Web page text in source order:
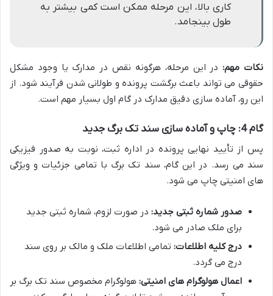
کاری بالا، این مرحله ممکن است کمی بیشتر به
طول بینجامد.
نکات مهم:در این مرحله، هرگونه نقص در مدارک یا وجود مشکل
حقوقی می تواند باعث برگشت پرونده و طولانی شدن فرآیند شود. از
این رو، آماده سازی دقیق مدارک در گام اول بسیار مهم است.
گام 4: چاپ و آماده سازی سند تک برگ جدید
پس از تأیید نهایی پرونده در اداره ثبت، نوبت به صدور فیزیکی
سند می رسد. در این گام، سند تک برگ با تمامی جزئیات و ویژگی
های امنیتی چاپ می شود.
صدور شماره ثبتی جدید: در صورت لزوم، شماره ثبتی جدید
برای ملک صادر می شود.
درج کلیه اطلاعات: تمامی اطلاعات ملک و مالک بر روی سند
درج می گردد.
اعمال هولوگرام های امنیتی: هولوگرام مخصوص سند تک برگ بر